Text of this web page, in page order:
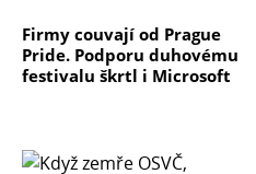
Firmy couvají od Prague
Pride. Podporu duhovému
festivalu škrtl i Microsoft